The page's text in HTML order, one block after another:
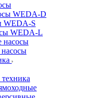
WEDA-D
WEDA-S
WEDA-L
насосы
насосы